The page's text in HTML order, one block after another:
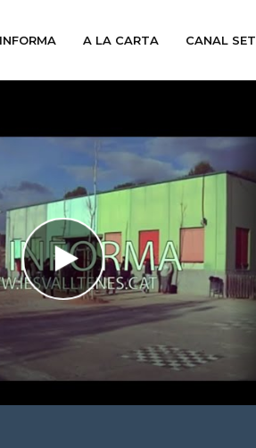
A LA CARTA CANAL SET